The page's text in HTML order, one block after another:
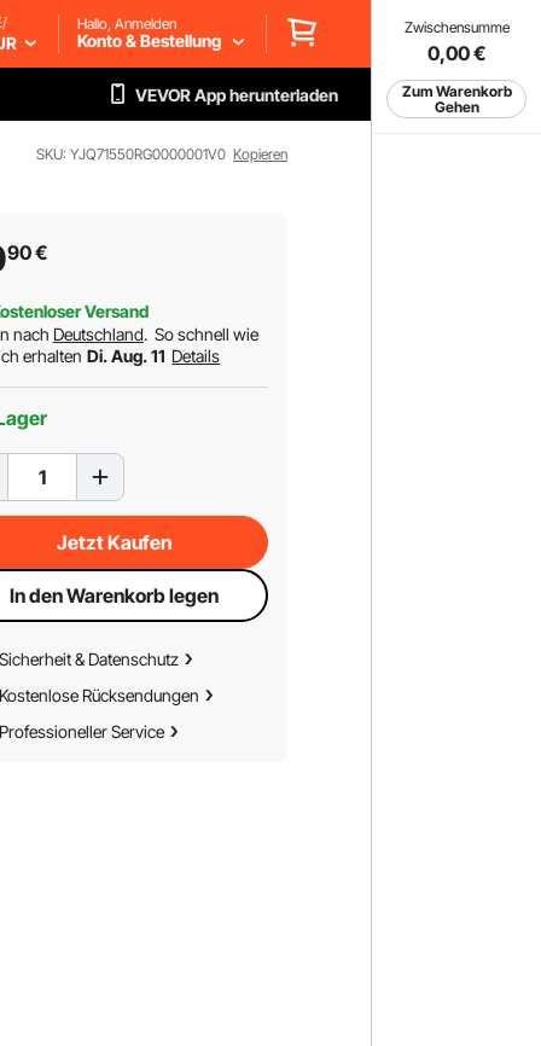
Zwischensumme
0,00€
Zum Warenkorb
Gehen
Hallo, Anmelden
Konto & Bestellung
VEVOR App herunterladen
SKU: YJQ71550RG0000001V0 Kopieren
90€
Versand
nach Deutschland. So schnell wie
erhalten Di. Aug. 11 Details
Jetzt Kaufen
In den Warenkorb legen
& Datenschutz
Rücksendungen
Service